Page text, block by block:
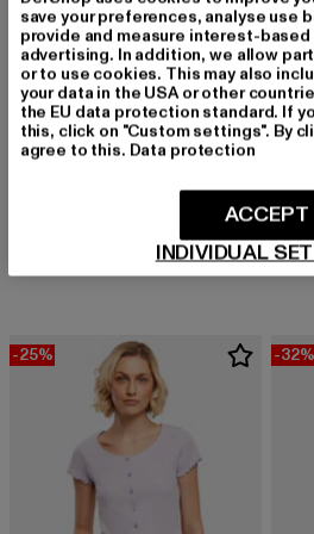
Derzeitiger Preis: 18,89 EUR
29,99 EURAktionspreis: 29,99
Baby
13,99
-25% -32%
save your preferences, analyse use
provide and measure interest-
advertising. In addition, we allow
or to use cookies. This may also
your data in the USA or other
the EU data protection standard. If
this, click on "Custom settings". By
agree to this. Data protection
INDIVIDUAL
ACCEPT